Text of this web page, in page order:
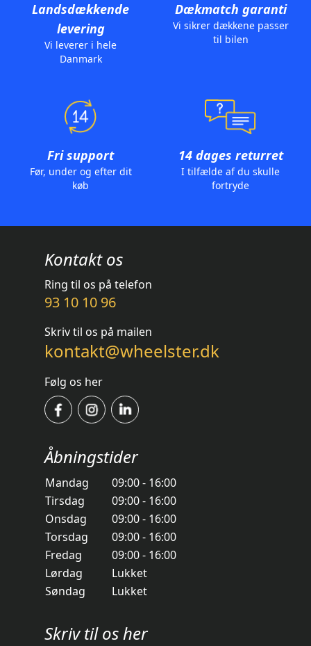
Landsdækkende
levering
Vi leverer i hele
Danmark
Dækmatch garanti
Vi sikrer dækkene passer
til bilen
Fri support
Før, under og efter dit
køb
14 dages returret
I tilfælde af du skulle
fortryde
Kontakt os
Ring til os på telefon
93 10 10 96
Skriv til os på mailen
kontakt@wheelster.dk
Følg os her
Åbningstider
Mandag
09:00 - 16:00
Tirsdag
09:00 - 16:00
Onsdag
09:00 - 16:00
Torsdag
09:00 - 16:00
Fredag
09:00 - 16:00
Lørdag
Lukket
Søndag
Lukket
Skriv til os her